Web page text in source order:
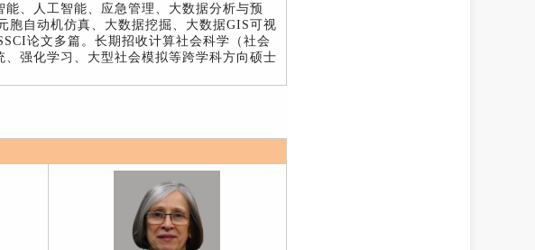
、人工智能、应急管理、大数据分析与预
胞自动机仿真、大数据挖掘、大数据GIS可视
论文多篇。长期招收计算社会科学（社会
强化学习、大型社会模拟等跨学科方向硕士